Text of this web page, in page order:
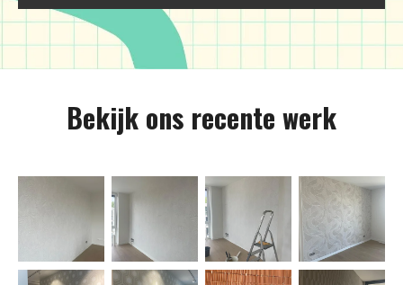
Bekijk ons recente werk